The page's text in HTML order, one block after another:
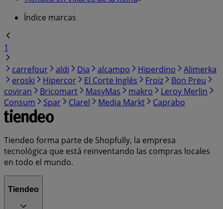
Índice marcas
1
carrefour
aldi Dia alcampo Hiperdino
Alimerka
eroski
Hipercor El Corte Inglés Froiz
Bon Preu
coviran
Bricomart MasyMas makro
Leroy Merlin
Consum
Spar Clarel Media Markt Caprabo
Tiendeo forma parte de Shopfully, la empresa
tecnológica que está reinventando las compras locales
en todo el mundo.
Tiendeo